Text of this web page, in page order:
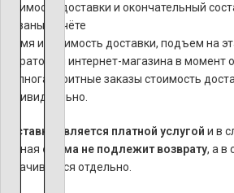
Стоимость доставки и окончательный
указаны в счёте
Время и стоимость доставки, подъем на
оператором интернет-магазина в момент
крупногабаритные заказы стоимость
индивидуально.
Доставка является платной услугой и в
данная сумма не подлежит возврату, а в
оплачивается отдельно.